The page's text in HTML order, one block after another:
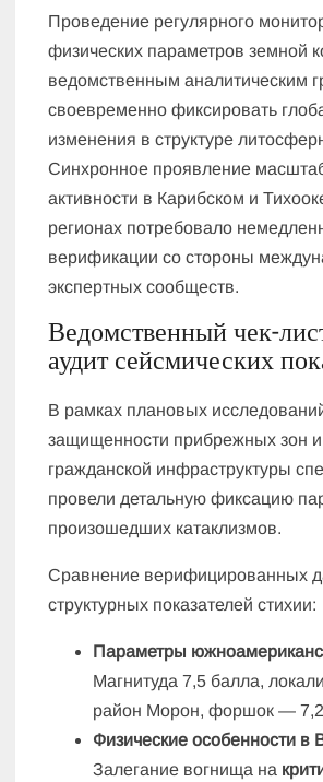
Проведение регулярного
физических параметров земной
ведомственным аналитическим
своевременно фиксировать
изменения в структуре
Синхронное проявление
активности в Карибском и
регионах потребовало
верификации со стороны
экспертных сообществ.
Ведомственный чек-
аудит сейсмических
В рамках плановых
защищенности прибрежных зон и
гражданской инфраструктуры
провели детальную фиксацию
произошедших катаклизмов.
Сравнение верифицированных
структурных показателей стихии:
Параметры
Магнитуда 7,5 балла,
район Морон, форшок —
Физические особенности в
Залегание вогнища на